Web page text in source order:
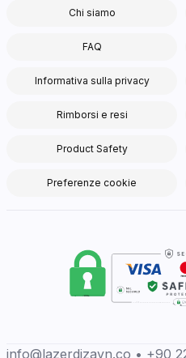
Chi siamo
FAQ
Informativa sulla privacy
Rimborsi e resi
Product Safety
Preferenze cookie
info@lazerdizayn.co • +90